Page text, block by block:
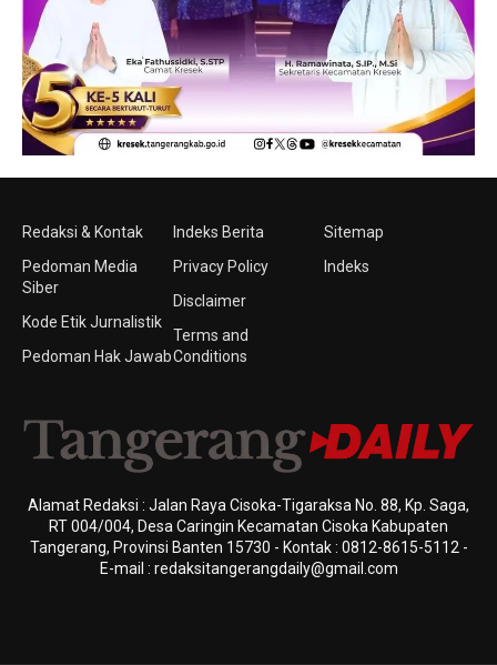
Redaksi & Kontak
Pedoman Media
Siber
Kode Etik Jurnalistik
Pedoman Hak Jawab
Indeks Berita
Privacy Policy
Disclaimer
Terms and
Conditions
Sitemap
Indeks
Alamat Redaksi : Jalan Raya Cisoka-Tigaraksa No. 88, Kp. Saga,
RT 004/004, Desa Caringin Kecamatan Cisoka Kabupaten
Tangerang, Provinsi Banten 15730 - Kontak : 0812-8615-5112 -
E-mail : redaksitangerangdaily@gmail.com